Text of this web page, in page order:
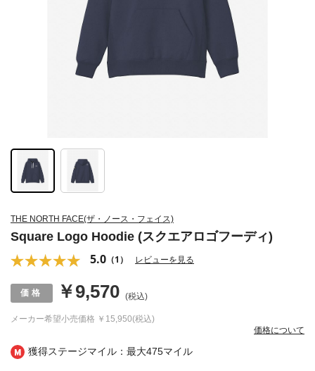
獲得ステージマイル：最大475マイル
THE NORTH FACE(ザ・ノース・フェイス)
Square Logo Hoodie (スクエアロゴフーディ)
5.0 （1） レビューを見る
メーカー希望小売価格 ￥15,950(税込)
￥9,570 (税込)
価格について